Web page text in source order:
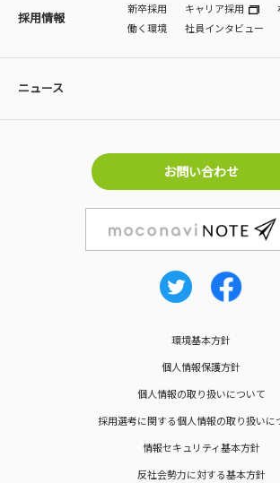
採用情報
新卒採用 キャリア採用
働く環境
社員インタビュー
ニュース
環境基本方針
個人情報保護方針
個人情報の取り扱いについて
採用選考に関する個人情報の取り扱いに
情報セキュリティ基本方針
反社会勢力に対する基本方針
お問い合わせ